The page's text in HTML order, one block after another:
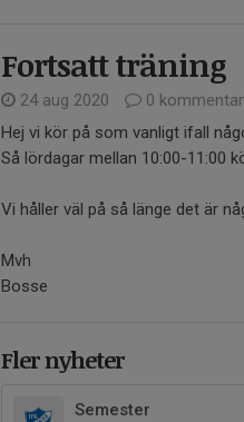
Fortsatt träning
24 aug 2020
0
Hej vi kör på som vanligt ifall
Så lördagar mellan 10:00-11:00
Vi håller väl på så länge det är
Mvh
Bosse
Fler nyheter
Semester